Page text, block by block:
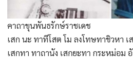
คาถาขุนพันธรักษ์ราชเดช
เสก นะ ทาทีโสต โม ลงโทษทาชิวหา
เสกทา ทาถานัง เสกยะทา กระหม่อม